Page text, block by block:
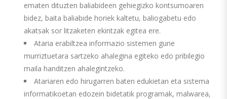
ematen dituzten baliabideen gehiegizko kontsumoaren
bidez, baita baliabide horiek kaltetu, baliogabetu edo
akatsak sor litzaketen ekintzak egitea ere.
Ataria erabiltzea informazio sistemen gune
murriztuetara sartzeko ahalegina egiteko edo pribilegio
maila handitzen ahalegintzeko.
Atariaren edo hirugarren baten edukietan eta sistema
informatikoetan edozein bidetatik programak, malwarea,